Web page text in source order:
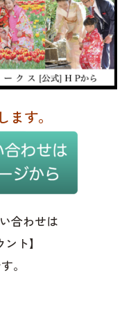
ます。
合わせは
ト】
。